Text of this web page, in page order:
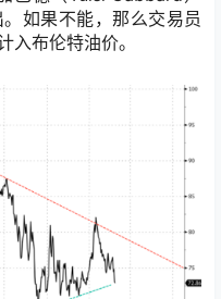
如果不能，那么交易员
入布伦特油价。